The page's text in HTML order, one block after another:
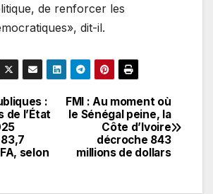
de renforcer les
dit-il.
FMI : Au moment où
le Sénégal peine, la
Côte d’Ivoire
décroche 843
millions de dollars
:
de l’État
selon